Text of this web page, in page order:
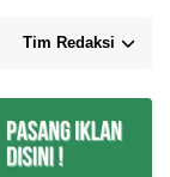
Tim Redaksi